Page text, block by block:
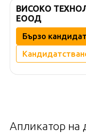
ВИСОКО
ЕООД
Бързо
Апликатор на